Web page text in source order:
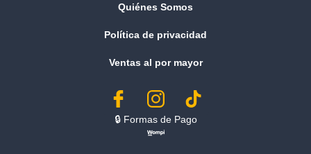
Quiénes Somos
Política de privacidad
Ventas al por mayor
🔒︎ Formas de Pago